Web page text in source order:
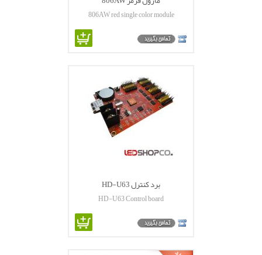
806AW red single color module
برد کنترل HD-U63
HD-U63 Control board